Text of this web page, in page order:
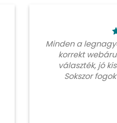
Minden a
korrekt
választék, jó
Sokszor